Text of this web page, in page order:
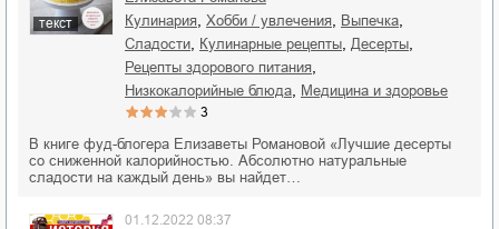
текст
кулинария
хобби / увлечения выпечка
сладости кулинарные рецепты десерты
рецепты здорового питания
низкокалорийные блюда медицина и здоровье
3
В книге фуд-блогера Елизаветы Романовой «Лучшие десерты
со сниженной калорийностью. Абсолютно натуральные
сладости на каждый день» вы найдет…
01.12.2022 08:37